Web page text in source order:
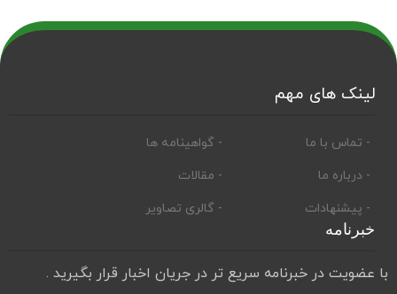
لینک های مهم
- تماس با ما
- درباره ما
- پیشنهادات
- گواهینامه ها
- مقالات
- گالری تصاویر
خبرنامه
با عضویت در خبرنامه سریع تر در جریان اخبار قرار بگیرید .